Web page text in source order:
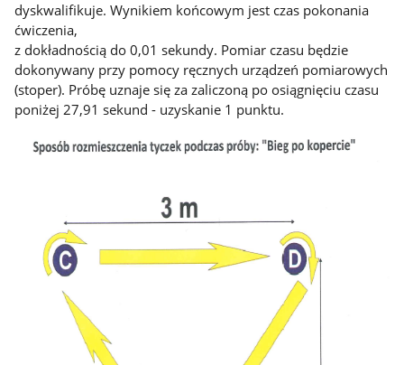
dyskwalifikuje. Wynikiem końcowym jest czas pokonania
ćwiczenia,
z dokładnością do 0,01 sekundy. Pomiar czasu będzie
dokonywany przy pomocy ręcznych urządzeń pomiarowych
(stoper). Próbę uznaje się za zaliczoną po osiągnięciu czasu
poniżej 27,91 sekund - uzyskanie 1 punktu.